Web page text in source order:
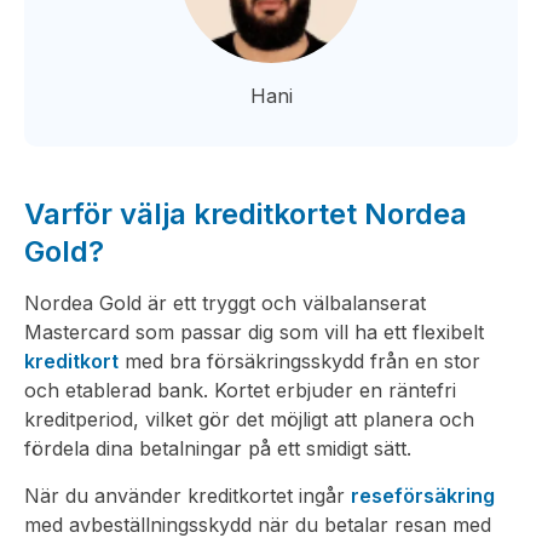
Hani
Varför välja kreditkortet Nordea
Gold?
Nordea Gold är ett tryggt och välbalanserat
Mastercard som passar dig som vill ha ett flexibelt
kreditkort med bra försäkringsskydd från en stor
och etablerad bank. Kortet erbjuder en räntefri
kreditperiod, vilket gör det möjligt att planera och
fördela dina betalningar på ett smidigt sätt.
När du använder kreditkortet ingår reseförsäkring
med avbeställningsskydd när du betalar resan med